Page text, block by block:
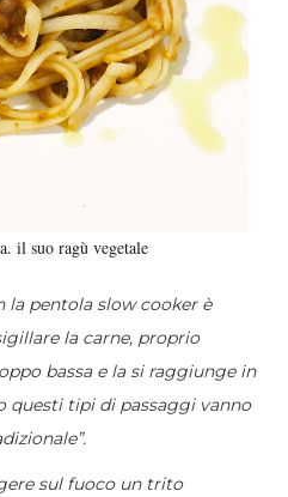
il suo ragù vegetale
la pentola slow cooker è
la carne, proprio
bassa e la si raggiunge in
questi tipi di passaggi vanno
sul fuoco un trito